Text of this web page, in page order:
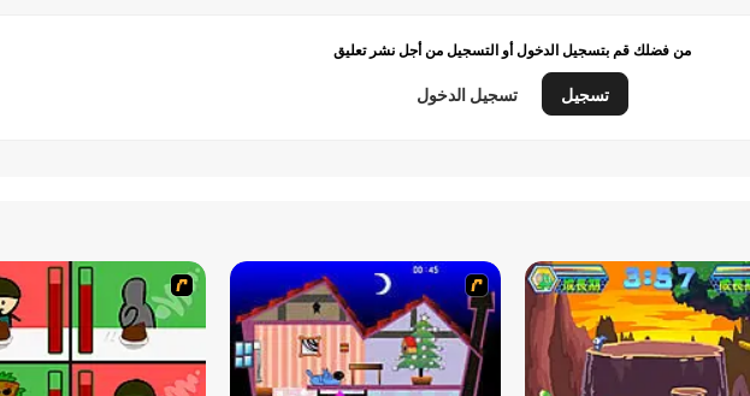
من فضلك قم بتسجيل الدخول أو التسجيل من أجل نشر تعليق
تسجيل تسجيل الدخول